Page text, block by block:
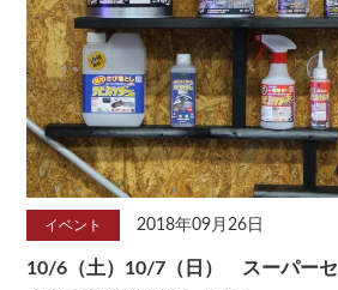
イベント 2018年09月26日
10/6（土）10/7（日） スーパーセ